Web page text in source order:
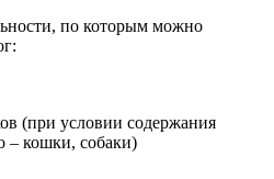
по которым можно
(при условии содержания
– кошки, собаки)